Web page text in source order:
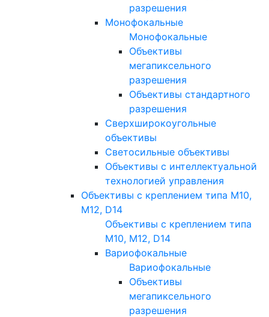
разрешения
Монофокальные
Монофокальные
Объективы
мегапиксельного
разрешения
Объективы стандартного
разрешения
Сверхширокоугольные
объективы
Светосильные объективы
Объективы с интеллектуальной
технологией управления
Объективы с креплением типа M10,
M12, D14
Объективы с креплением типа
M10, M12, D14
Вариофокальные
Вариофокальные
Объективы
мегапиксельного
разрешения